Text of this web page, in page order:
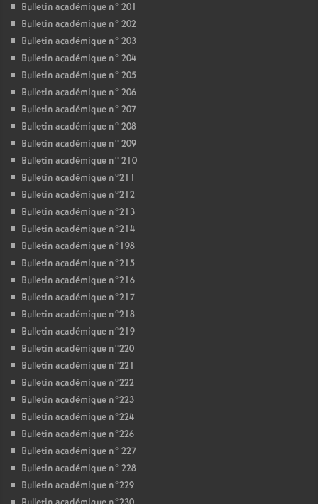
Bulletin académique n° 201
Bulletin académique n° 202
Bulletin académique n° 203
Bulletin académique n° 204
Bulletin académique n° 205
Bulletin académique n° 206
Bulletin académique n° 207
Bulletin académique n° 208
Bulletin académique n° 209
Bulletin académique n° 210
Bulletin académique n°211
Bulletin académique n°212
Bulletin académique n°213
Bulletin académique n°214
Bulletin académique n°198
Bulletin académique n°215
Bulletin académique n°216
Bulletin académique n°217
Bulletin académique n°218
Bulletin académique n°219
Bulletin académique n°220
Bulletin académique n°221
Bulletin académique n°222
Bulletin académique n°223
Bulletin académique n°224
Bulletin académique n°226
Bulletin académique n° 227
Bulletin académique n° 228
Bulletin académique n°229